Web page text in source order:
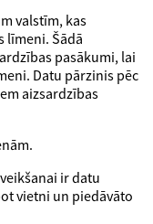
valstīm, kas
līmeni. Šādā
pasākumi, lai
Datu pārzinis pēc
aizsardzības
ir datu
vietni un piedāvāto